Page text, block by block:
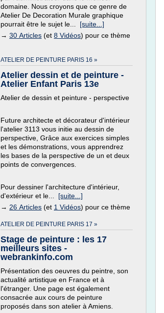
domaine. Nous croyons que ce genre de
Atelier De Decoration Murale graphique
pourrait être le sujet le... [suite...]
→ 30 Articles (et 8 Vidéos) pour ce thème
ATELIER DE PEINTURE PARIS 16 »
Atelier dessin et de peinture -
Atelier Enfant Paris 13e
Atelier de dessin et peinture - perspective
Future architecte et décorateur d'intérieur
l'atelier 3113 vous initie au dessin de
perspective, Grâce aux exercices simples
et les démonstrations, vous apprendrez
les bases de la perspective de un et deux
points de convergences.
Pour dessiner l'architecture d'intérieur,
d'extérieur et le... [suite...]
→ 26 Articles (et 1 Vidéos) pour ce thème
ATELIER DE PEINTURE PARIS 17 »
Stage de peinture : les 17
meilleurs sites -
webrankinfo.com
Présentation des oeuvres du peintre, son
actualité artistique en France et à
l'étranger. Une page est également
consacrée aux cours de peinture
proposés dans son atelier à Amiens.